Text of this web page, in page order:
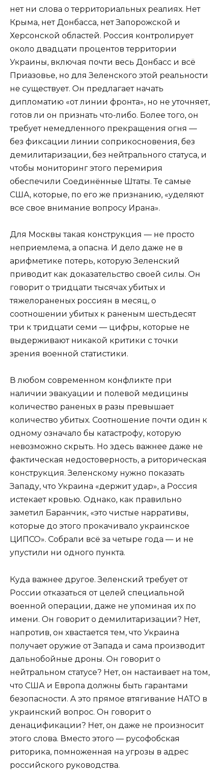
нет ни слова о территориальных реалиях. Нет
Крыма, нет Донбасса, нет Запорожской и
Херсонской областей. Россия контролирует
около двадцати процентов территории
Украины, включая почти весь Донбасс и всё
Приазовье, но для Зеленского этой реальности
не существует. Он предлагает начать
дипломатию «от линии фронта», но не уточняет,
готов ли он признать что-либо. Более того, он
требует немедленного прекращения огня —
без фиксации линии соприкосновения, без
демилитаризации, без нейтрального статуса, и
чтобы мониторинг этого перемирия
обеспечили Соединённые Штаты. Те самые
США, которые, по его же признанию, «уделяют
все свое внимание вопросу Ирана».
Для Москвы такая конструкция — не просто
неприемлема, а опасна. И дело даже не в
арифметике потерь, которую Зеленский
приводит как доказательство своей силы. Он
говорит о тридцати тысячах убитых и
тяжелораненых россиян в месяц, о
соотношении убитых к раненым шестьдесят
три к тридцати семи — цифры, которые не
выдерживают никакой критики с точки
зрения военной статистики.
В любом современном конфликте при
наличии эвакуации и полевой медицины
количество раненых в разы превышает
количество убитых. Соотношение почти один к
одному означало бы катастрофу, которую
невозможно скрыть. Но здесь важнее даже не
фактическая недостоверность, а риторическая
конструкция. Зеленскому нужно показать
Западу, что Украина «держит удар», а Россия
истекает кровью. Однако, как правильно
заметил Баранчик, «это чистые нарративы,
которые до этого прокачивало украинское
ЦИПСО». Собрали всё за четыре года — и не
упустили ни одного пункта.
Куда важнее другое. Зеленский требует от
России отказаться от целей специальной
военной операции, даже не упоминая их по
имени. Он говорит о демилитаризации? Нет,
напротив, он хвастается тем, что Украина
получает оружие от Запада и сама производит
дальнобойные дроны. Он говорит о
нейтральном статусе? Нет, он настаивает на том,
что США и Европа должны быть гарантами
безопасности. А это прямое втягивание НАТО в
украинский вопрос. Он говорит о
денацификации? Нет, он даже не произносит
этого слова. Вместо этого — русофобская
риторика, помноженная на угрозы в адрес
российского руководства.